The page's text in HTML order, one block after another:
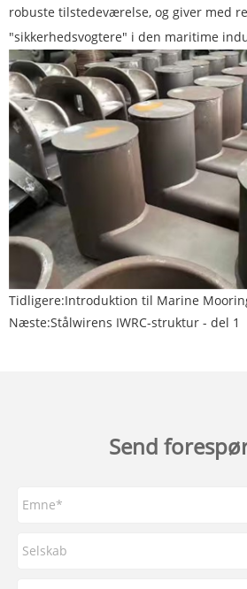
robuste tilstedeværelse, og giver med
"sikkerhedsvogtere" i den maritime
Tidligere:Introduktion til Marine
Næste:Stålwirens IWRC-struktur - del 1
Send